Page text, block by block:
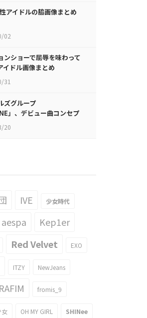
アイドルの脇画像まとめ
02
ンショーで屈辱を味わって
イドル画像まとめ
31
ズグループ
」、デビュー曲コンセプ
！
20
IVE 少女時代
aespa Kep1er
Red Velvet EXO
ITZY NewJeans
fromis_9
女 OH MY GIRL SHINee